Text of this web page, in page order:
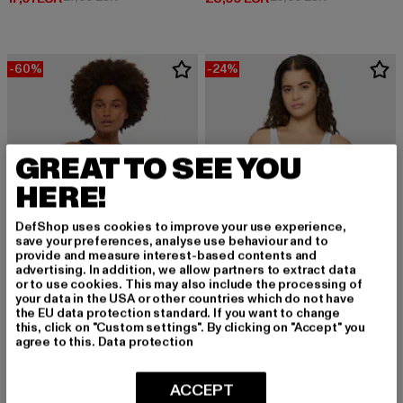
-60%
URBAN CLASSICS
Derzeitiger Preis: 10,00 EURAktionspreis: 24,99 EUR
-24%
18,99 EUR
Derzeitiger Preis: 18,99 EUR
24,99 EUR
GREAT TO SEE YOU
HERE!
DefShop uses cookies to improve your use experience,
save your preferences, analyse use behaviour and to
provide and measure interest-based contents and
advertising. In addition, we allow partners to extract data
or to use cookies. This may also include the processing of
your data in the USA or other countries which do not have
the EU data protection standard. If you want to change
this, click on "Custom settings". By clicking on "Accept" you
agree to this. Data protection
ACCEPT